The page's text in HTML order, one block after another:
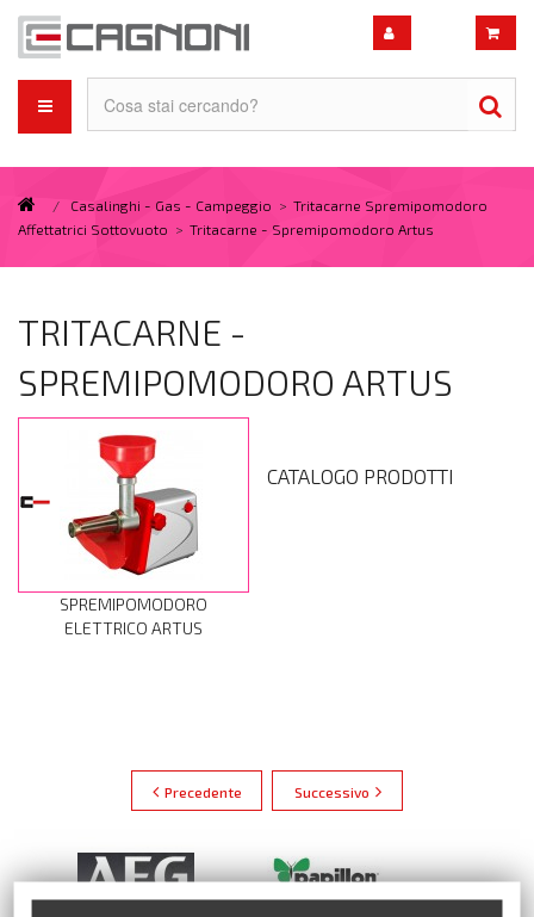
/ Casalinghi - Gas - Campeggio > Tritacarne Spremipomodoro
Affettatrici Sottovuoto > Tritacarne - Spremipomodoro Artus
TRITACARNE -
SPREMIPOMODORO ARTUS
SPREMIPOMODORO
ELETTRICO ARTUS
CATALOGO PRODOTTI
Precedente Successivo